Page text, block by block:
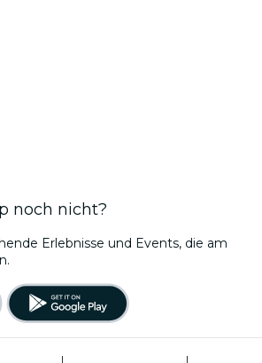
noch nicht?
Erlebnisse und Events, die am
| |